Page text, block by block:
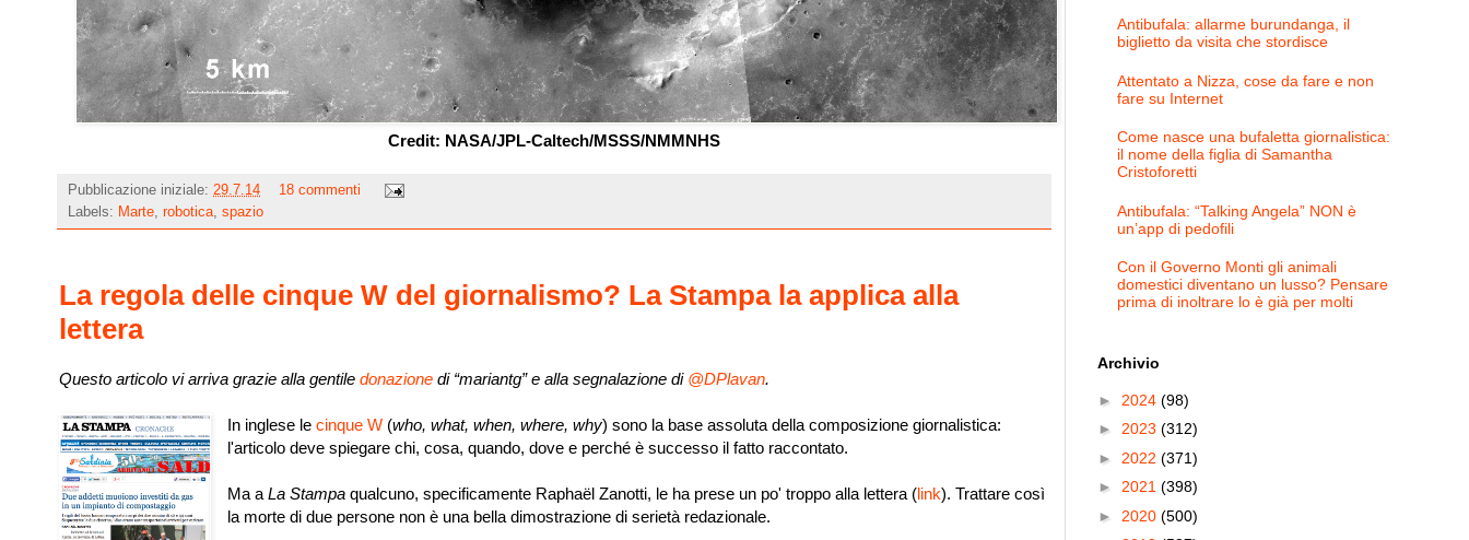
Credit: NASA/JPL-Caltech/MSSS/NMMNHS
Pubblicazione iniziale: 29.7.14
18 commenti
Labels: Marte, robotica, spazio
La regola delle cinque W del giornalismo? La Stampa la applica alla
lettera
Questo articolo vi arriva grazie alla gentile donazione di “mariantg” e alla segnalazione di @DPlavan.
In inglese lecinque W (who, what, when, where, why) sono la base assoluta della composizione giornalistica:
l'articolo deve spiegare chi, cosa, quando, dove e perché è successo il fatto raccontato.
Ma aLa Stampa qualcuno, specificamente Raphaël Zanotti, le ha prese un po' troppo alla lettera (link). Trattare così
la morte di due persone non è una bella dimostrazione di serietà redazionale.
Antibufala: allarme burundanga, il
biglietto da visita che stordisce
Attentato a Nizza, cose da fare e non
fare su Internet
Come nasce una bufaletta giornalistica:
il nome della figlia di Samantha
Cristoforetti
Antibufala: “Talking Angela” NON è
un’app di pedofili
Con il Governo Monti gli animali
domestici diventano un lusso? Pensare
prima di inoltrare lo è già per molti
Archivio
► 2024 (98)
► 2023 (312)
► 2022 (371)
► 2021 (398)
► 2020 (500)